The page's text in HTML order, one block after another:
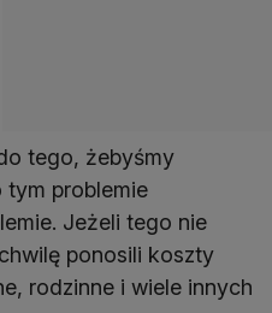
tego, żebyśmy
tym problemie
Jeżeli tego nie
ponosili koszty
rodzinne i wiele innych